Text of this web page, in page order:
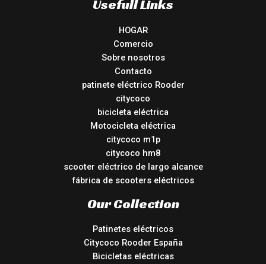
Usefull Links
HOGAR
Comercio
Sobre nosotros
Contacto
patinete eléctrico Rooder
citycoco
bicicleta eléctrica
Motocicleta eléctrica
citycoco m1p
citycoco hm8
scooter eléctrico de largo alcance
fábrica de scooters eléctricos
Our Collection
Patinetes eléctricos
Citycoco Rooder España
Bicicletas eléctricas